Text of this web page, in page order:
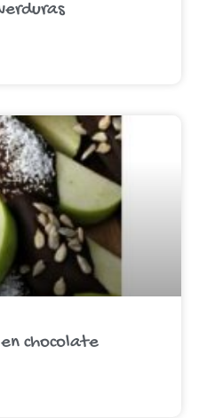
chocolate